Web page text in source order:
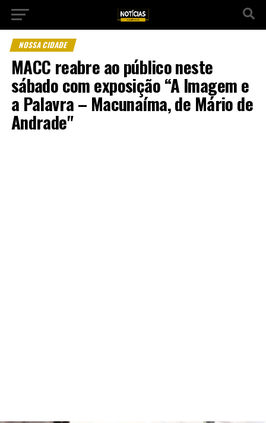
NOSSA CIDADE
MACC reabre ao público neste
sábado com exposição “A Imagem e
a Palavra – Macunaíma, de Mário de
Andrade"